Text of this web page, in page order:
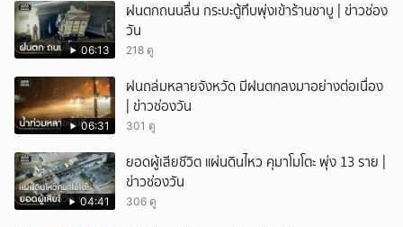
06:13
ฝนตกถนนลื่น กระบะตู้ทึบพุ่งเข้าร้านชาบู | ข่าวช่อง
วัน
218 ดู
06:31
ฝนถล่มหลายจังหวัด มีฝนตกลงมาอย่างต่อเนื่อง
| ข่าวช่องวัน
301 ดู
04:41
ยอดผู้เสียชีวิต แผ่นดินไหว คุมาโมโตะ พุ่ง 13 ราย |
ข่าวช่องวัน
306 ดู